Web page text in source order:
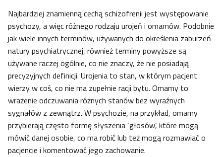
Najbardziej znamienną cechą schizofrenii jest występowanie
psychozy, a więc różnego rodzaju urojeń i omamów. Podobnie
jak wiele innych terminów, używanych do określenia zaburzeń
natury psychiatrycznej, również terminy powyższe są
używane raczej ogólnie, co nie znaczy, że nie posiadają
precyzyjnych definicji. Urojenia to stan, w którym pacjent
wierzy w coś, co nie ma zupełnie racji bytu. Omamy to
wrażenie odczuwania różnych stanów bez wyraźnych
sygnałów z zewnątrz. W psychozie, na przykład, omamy
przybierają często formę słyszenia ‘głosów’, które mogą
mówić danej osobie, co ma robić lub też mogą rozmawiać o
pacjencie i komentować jego zachowanie.